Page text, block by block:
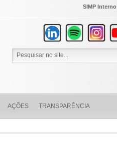
SIMP Interno
AÇÕES TRANSPARÊNCIA